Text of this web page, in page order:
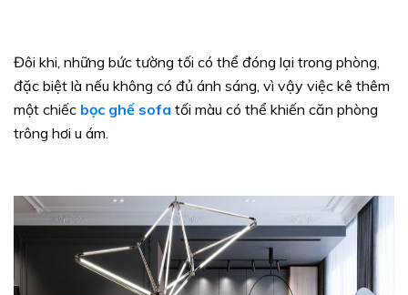
Đôi khi, những bức tường tối có thể đóng lại trong phòng,
đặc biệt là nếu không có đủ ánh sáng, vì vậy việc kê thêm
một chiếc bọc ghế sofa tối màu có thể khiến căn phòng
trông hơi u ám.